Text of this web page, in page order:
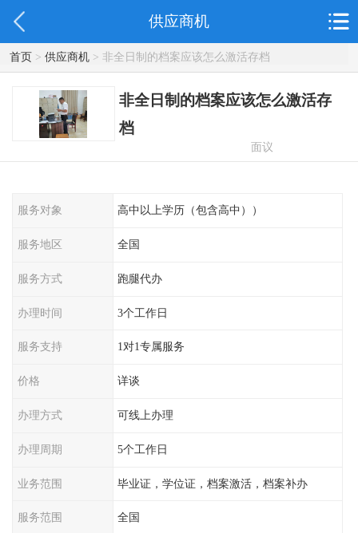
供应商机
首页> 供应商机> 非全日制的档案应该怎么激活存档
非全日制的档案应该怎么激活存
档
面议
服务对象 高中以上学历（包含高中））
服务地区 全国
服务方式 跑腿代办
办理时间 3个工作日
服务支持 1对1专属服务
价格 详谈
办理方式 可线上办理
办理周期 5个工作日
业务范围 毕业证，学位证，档案激活，档案补办
服务范围 全国